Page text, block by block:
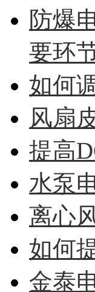
防爆
要环
如何
风扇
提高
水泵
离心
如何
金泰